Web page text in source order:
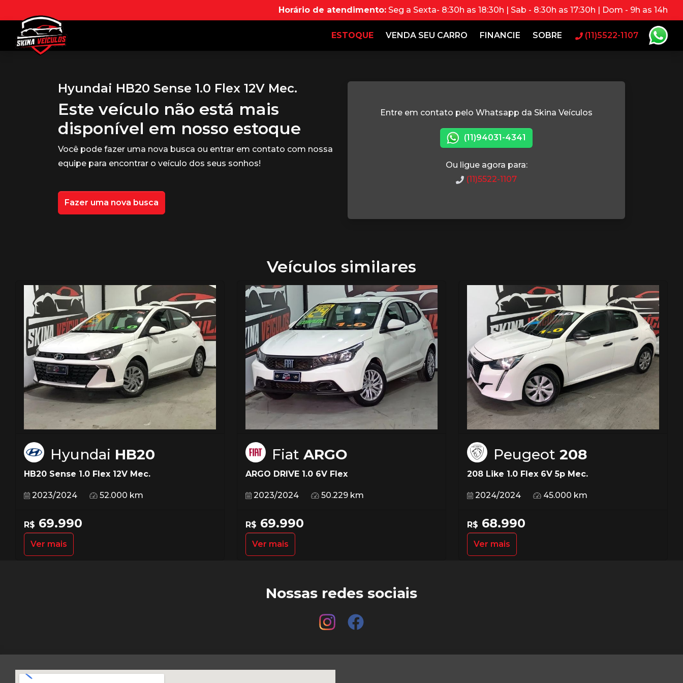
Horário de atendimento: Seg a Sexta- 8:30h as 18:30h | Sab - 8:30h as 17:30h | Dom - 9h as 14h
ESTOQUE VENDA SEU CARRO FINANCIE SOBRE (11)5522-1107
Hyundai HB20 Sense 1.0 Flex 12V Mec.
Este veículo não está mais
disponível em nosso estoque
Você pode fazer uma nova busca ou entrar em contato com nossa
equipe para encontrar o veículo dos seus sonhos!
Fazer uma nova busca
Entre em contato pelo Whatsapp da Skina Veículos
(11)94031-4341
Ou ligue agora para:
(11)5522-1107
Veículos similares
Hyundai HB20
HB20 Sense 1.0 Flex 12V Mec.
2023/2024 52.000 km
R$ 69.990
Ver mais
Fiat ARGO
ARGO DRIVE 1.0 6V Flex
2023/2024 50.229 km
R$ 69.990
Ver mais
Peugeot 208
208 Like 1.0 Flex 6V 5p Mec.
2024/2024 45.000 km
R$ 68.990
Ver mais
Nossas redes sociais